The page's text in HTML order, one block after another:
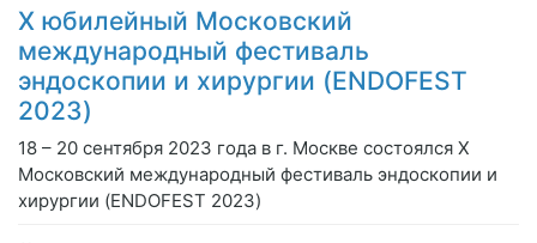
Х юбилейный Московский
международный фестиваль
эндоскопии и хирургии (ENDOFEST
2023)
18 – 20 сентября 2023 года в г. Москве состоялся Х
Московский международный фестиваль эндоскопии и
хирургии (ENDOFEST 2023)